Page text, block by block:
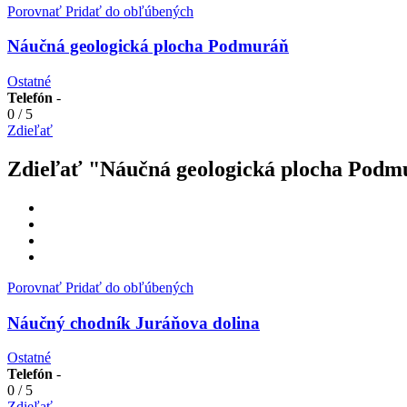
Porovnať Pridať do obľúbených
Náučná geologická plocha Podmuráň
Ostatné
Telefón -
0 /5
Zdieľať
Zdieľať "Náučná geologická plocha
Porovnať Pridať do obľúbených
Náučný chodník Juráňova dolina
Ostatné
Telefón -
0 /5